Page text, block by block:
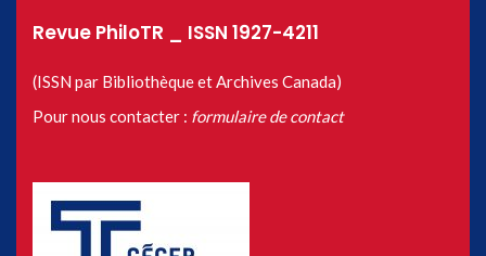
Revue PhiloTR _ ISSN 1927-4211
(ISSN par Bibliothèque et Archives Canada)
Pour nous contacter : formulaire de contact